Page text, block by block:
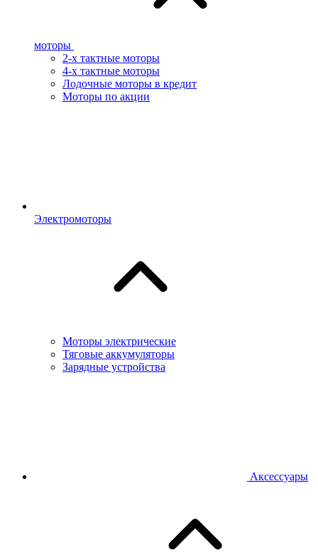
моторы
2-х тактные моторы
4-х тактные моторы
Лодочные моторы в кредит
Моторы по акции
Электромоторы
Моторы электрические
Тяговые аккумуляторы
Зарядные устройства
Аксессуары